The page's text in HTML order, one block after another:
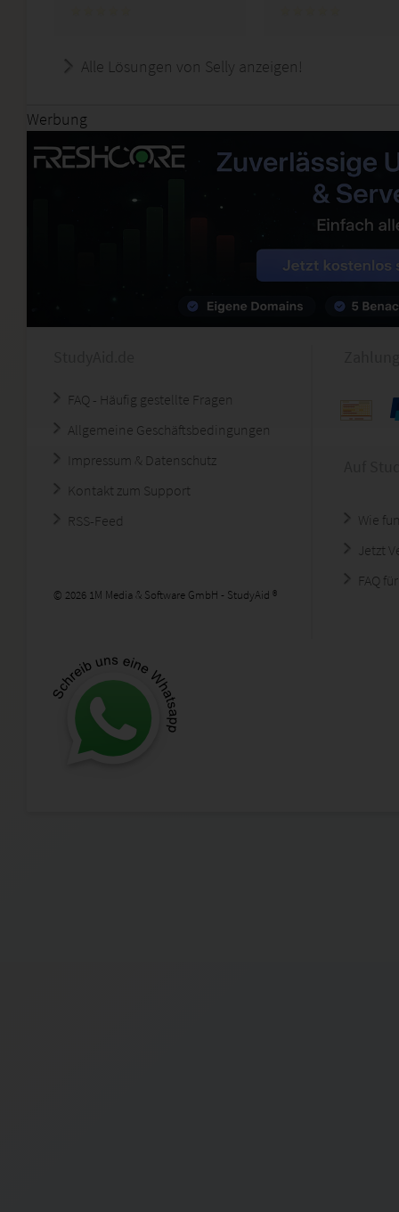
Alle Lösungen von Selly anzeigen!
Werbung
FAQ - Häufig gestellte Fragen
Allgemeine Geschäftsbedingungen
Impressum & Datenschutz
Kontakt zum Support
RSS-Feed
© 2026 1M Media & Software GmbH - StudyAid ®
Wie
Jetzt
FAQ